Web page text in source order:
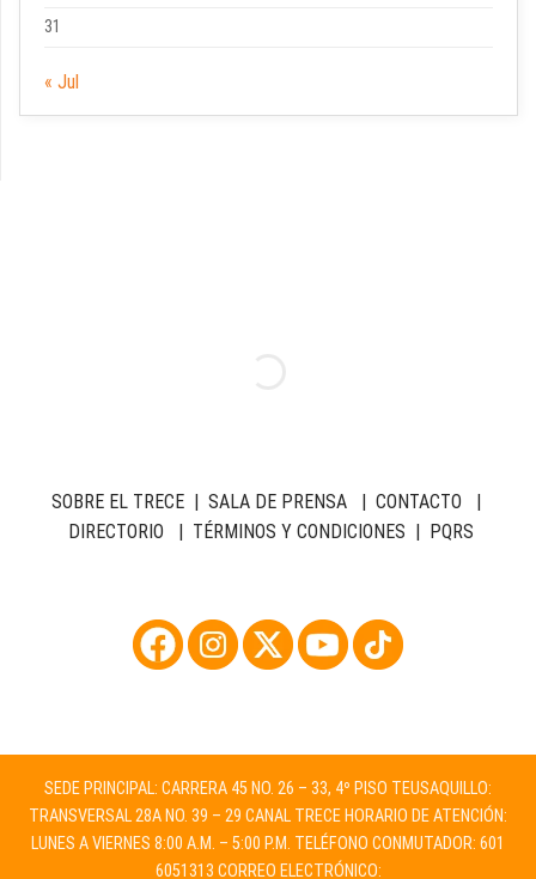
31
« Jul
SOBRE EL TRECE| SALA DE PRENSA| CONTACTO |
DIRECTORIO | TÉRMINOS Y CONDICIONES | PQRS
SEDE PRINCIPAL: CARRERA 45 NO. 26 – 33, 4º PISO TEUSAQUILLO:
TRANSVERSAL 28A NO. 39 – 29 CANAL TRECE HORARIO DE ATENCIÓN:
LUNES A VIERNES 8:00 A.M. – 5:00 P.M. TELÉFONO CONMUTADOR: 601
6051313 CORREO ELECTRÓNICO: